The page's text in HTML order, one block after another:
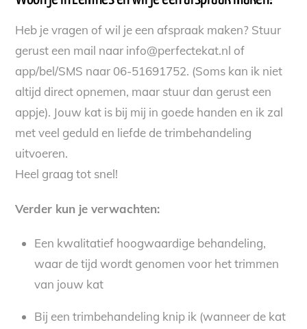
Heb je vragen of wil je een afspraak maken? Stuur
gerust een mail naar info@perfectekat.nl of
app/bel/SMS naar 06-51691752. (Soms kan ik niet
altijd direct opnemen, maar stuur dan gerust een
appje). Jouw kat is bij mij in goede handen en ik zal
met veel geduld en liefde de trimbehandeling
uitvoeren.
Heel graag tot snel!
Verder kun je verwachten:
Een kwalitatief hoogwaardige behandeling,
waar de tijd wordt genomen voor het trimmen
van jouw kat
Bij een trimbehandeling knip ik (wanneer de kat